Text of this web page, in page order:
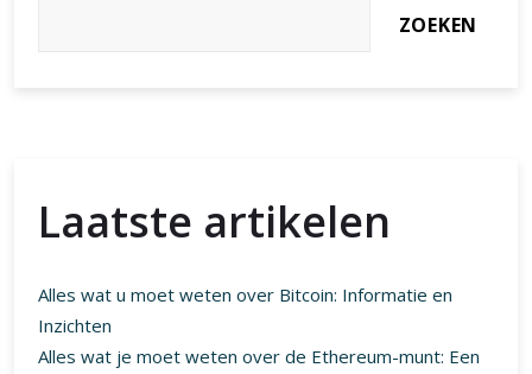
ZOEKEN
Laatste artikelen
Alles wat u moet weten over Bitcoin: Informatie en
Inzichten
Alles wat je moet weten over de Ethereum-munt: Een